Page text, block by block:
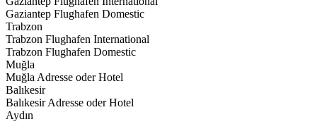
Gaziantep Flughafen Domestic
Trabzon
Trabzon Flughafen International
Trabzon Flughafen Domestic
Muğla
Muğla Adresse oder Hotel
Balıkesir
Balıkesir Adresse oder Hotel
Aydın